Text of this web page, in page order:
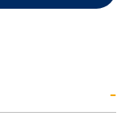
-